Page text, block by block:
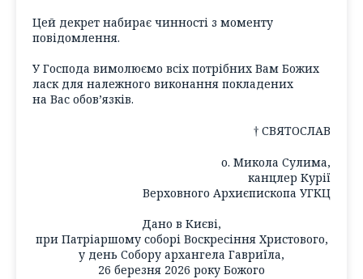
Цей декрет набирає чинності з моменту
повідомлення.
У Господа вимолюємо всіх потрібних Вам Божих
ласк для належного виконання покладених
на Вас обов’язків.
† СВЯТОСЛАВ
о. Микола Сулима,
канцлер Курії
Верховного Архиєпископа УГКЦ
Дано в Києві,
при Патріаршому соборі Воскресіння Христового,
у день Собору архангела Гавриїла,
26 березня 2026 року Божого